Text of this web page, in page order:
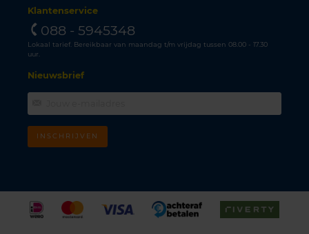
Klantenservice
088 - 5945348
Lokaal tarief. Bereikbaar van maandag t/m vrijdag tussen 08.00 - 17.30
uur.
Nieuwsbrief
INSCHRIJVEN